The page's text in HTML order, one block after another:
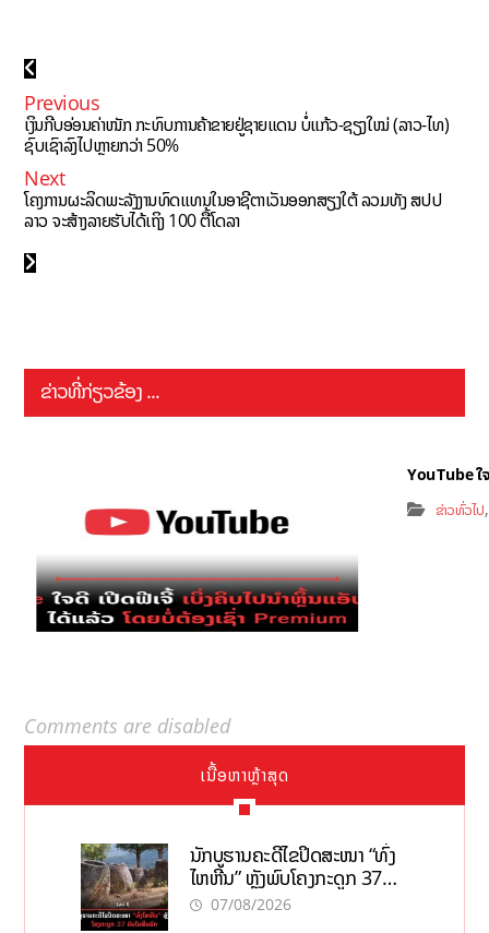
Previous
ເງິນກີບອ່ອນຄ່າໜັກ ກະທົບການຄ້າຂາຍຢູ່ຊາຍແດນ ບໍ່ແກ້ວ-ຊຽງໃໝ່ (ລາວ-ໄທ)
ຊົບເຊົາລົງໄປຫຼາຍກວ່າ 50%
Next
ໂຄງການຜະລິດພະລັງງານທົດແທນໃນອາຊີຕາເວັນອອກສຽງໃຕ້ ລວມທັງ ສປປ
ລາວ ຈະສ້າງລາຍຮັບໄດ້ເຖິງ 100 ຕື້ໂດລາ
ຂ່າວທີ່ກ່ຽວຂ້ອງ ...
YouTube ໃ
ຂ່າວທົ່ວໄປ
Comments are disabled
ເນື້ອຫາຫຼ້າສຸດ
ນັກບູຮານຄະດີໄຂປິດສະໜາ “ທົ່ງ
ໄຫຫີນ” ຫຼັງພົບໂຄງກະດູກ 37
ຄົນໃນຫີນຍັກ
07/08/2026